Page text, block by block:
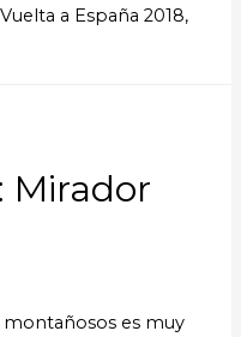
a España 2018,
Mirador
montañosos es muy